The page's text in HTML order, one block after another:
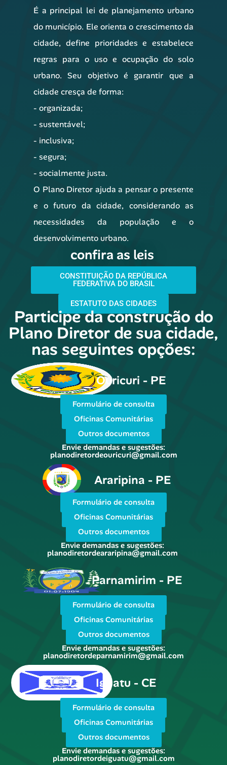
É a principal lei de planejamento urbano
do município. Ele orienta o crescimento da
cidade, define prioridades e estabelece
regras para o uso e ocupação do solo
urbano. Seu objetivo é garantir que a
cidade cresça de forma:
- organizada;
- sustentável;
- inclusiva;
- segura;
- socialmente justa.
O Plano Diretor ajuda a pensar o presente
e o futuro da cidade, considerando as
necessidades da população e o
desenvolvimento urbano.
confira as leis
CONSTITUIÇÃO DA REPÚBLICA
FEDERATIVA DO BRASIL
ESTATUTO DAS CIDADES
Participe da construção do
Plano Diretor de sua cidade,
nas seguintes opções:
Ouricuri - PE
Formulário de consulta
Oficinas Comunitárias
Outros documentos
Envie demandas e sugestões:
planodiretordeouricuri@gmail.com
Araripina - PE
Formulário de consulta
Oficinas Comunitárias
Outros documentos
Envie demandas e sugestões:
planodiretordeararipina@gmail.com
Parnamirim - PE
Formulário de consulta
Oficinas Comunitárias
Outros documentos
Envie demandas e sugestões:
planodiretordeparnamirim@gmail.com
Iguatu - CE
Formulário de consulta
Oficinas Comunitárias
Outros documentos
Envie demandas e sugestões:
planodiretordeiguatu@gmail.com